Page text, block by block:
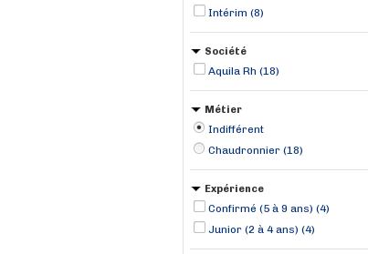
Rives (1)
Intérim (8)
Société
Aquila Rh (18)
Métier
Indifférent
Chaudronnier (18)
Expérience
Confirmé (5 à 9 ans) (4)
Junior (2 à 4 ans) (4)